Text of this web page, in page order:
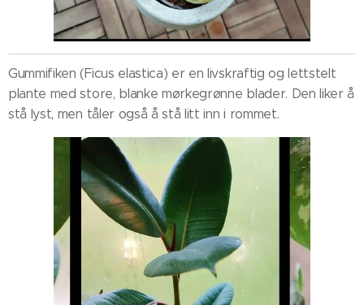
Gummifiken (Ficus elastica) er en livskraftig og lettstelt
plante med store, blanke mørkegrønne blader. Den liker å
stå lyst, men tåler også å stå litt inn i rommet.